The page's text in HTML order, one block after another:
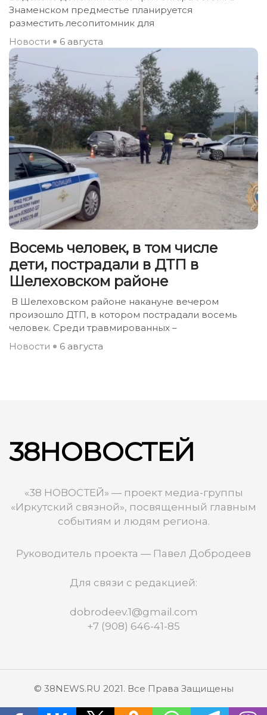
Знаменском предместье планируется
разместить лесопитомник для
Новости
6 августа
Восемь человек, в том числе
дети, пострадали в ДТП в
Шелеховском районе
В Шелеховском районе накануне вечером
произошло ДТП, в котором пострадали восемь
человек. Среди травмированных –
Новости
6 августа
38НОВОСТЕЙ
«38 НОВОСТЕЙ» — проект медиа-группы
«Иркутский связной», посвященный главным
событиям и людям региона.
Руководитель проекта — Павел Добродеев
Для связи с редакцией:
dobrodeev.1@gmail.com
+7 (908) 646-41-85
© 38NEWS.RU 2021. Все Права Защищены